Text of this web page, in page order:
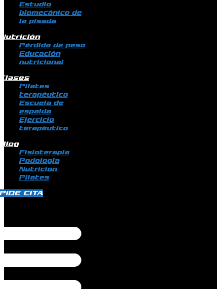
Estudio
biomecánico de
la pisada
Pérdida de peso
Educación
nutricional
Pilates
terapéutico
Escuela de
espalda
Ejercicio
terapéutico
Fisioterapia
Podologia
Nutricion
Pilates
CITA